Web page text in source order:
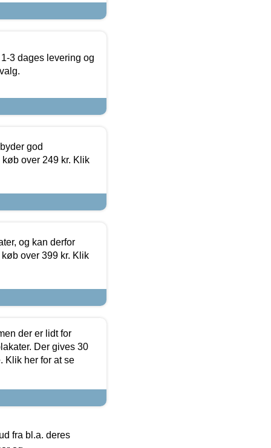
3 dages levering og
god
over 249 kr. Klik
og kan derfor
over 399 kr. Klik
der er lidt for
Der gives 30
Klik her for at se
fra bl.a. deres